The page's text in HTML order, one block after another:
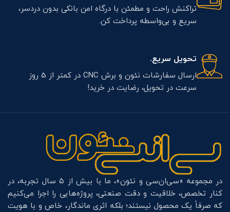
تراکنش راحت و مطمئن با درگاه امن بانکی بدون دردسر،
سریع و بی‌واسطه پرداخت کن.
تحویل سریع.
ارسال سفارشات نئون و برش CNC در کمتر از 5 روز
سرعت در تحویل، رضایت در خرید!
در مجموعه «سی‌ان‌سی و نئون»، ما با بیش از ۵ سال تجربه، در
کنار تخصص، خلاقیت و دقت صنعتی، پروژه‌هایی را اجرا می‌کنیم
که صرفاً یک محصول نیستند؛ بلکه اثری ماندگار، خاص و با هویت